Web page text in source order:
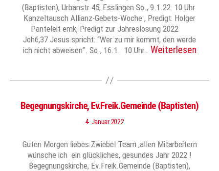
(Baptisten), Urbanstr 45, Esslingen So., 9.1.22 10 Uhr
Kanzeltausch Allianz-Gebets-Woche , Predigt: Holger
Panteleit emk, Predigt zur Jahreslosung 2022
Joh6,37 Jesus spricht: “Wer zu mir kommt, den werde
ich nicht abweisen”. So., 16.1. 10 Uhr… Weiterlesen
Begegnungskirche, Ev.Freik.Gemeinde (Baptisten)
4. Januar 2022
Guten Morgen liebes Zwiebel Team ,allen Mitarbeitern
wünsche ich ein glückliches, gesundes Jahr 2022 !
Begegnungskirche, Ev.Freik.Gemeinde (Baptisten),